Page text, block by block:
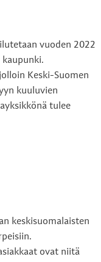
vuoden 2022
kaupunki.
Keski-Suomen
kuuluvien
tulee
keskisuomalaisten
ovat niitä